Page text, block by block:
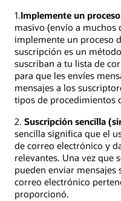
1.Implemente un
masivo (envío a
implemente un proceso
suscripción es un
suscriban a tu lista de
para que les envíes
mensajes a los
tipos de procedimientos
2. Suscripción sencilla
sencilla significa que el
de correo electrónico y
relevantes. Una vez que
pueden enviar
correo electrónico
proporcionó.